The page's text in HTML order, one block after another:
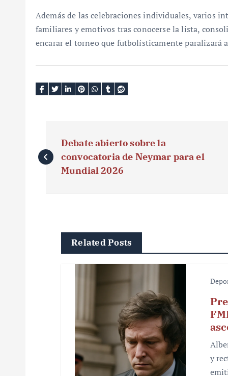
Además de las celebraciones individuales, varios
familiares y emotivos tras conocerse la lista,
encarar el torneo que futbolísticamente paralizará
a
Debate abierto sobre la
convocatoria de Neymar para el
Mundial 2026
Related Posts
y